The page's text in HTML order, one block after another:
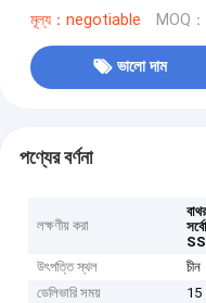
মূল্য：negotiable MOQ
ভালো দাম
পণ্যের বর্ণনা
লক্ষণীয় করা
উৎপত্তি স্থল
চীন
ডেলিভারি সময়
15